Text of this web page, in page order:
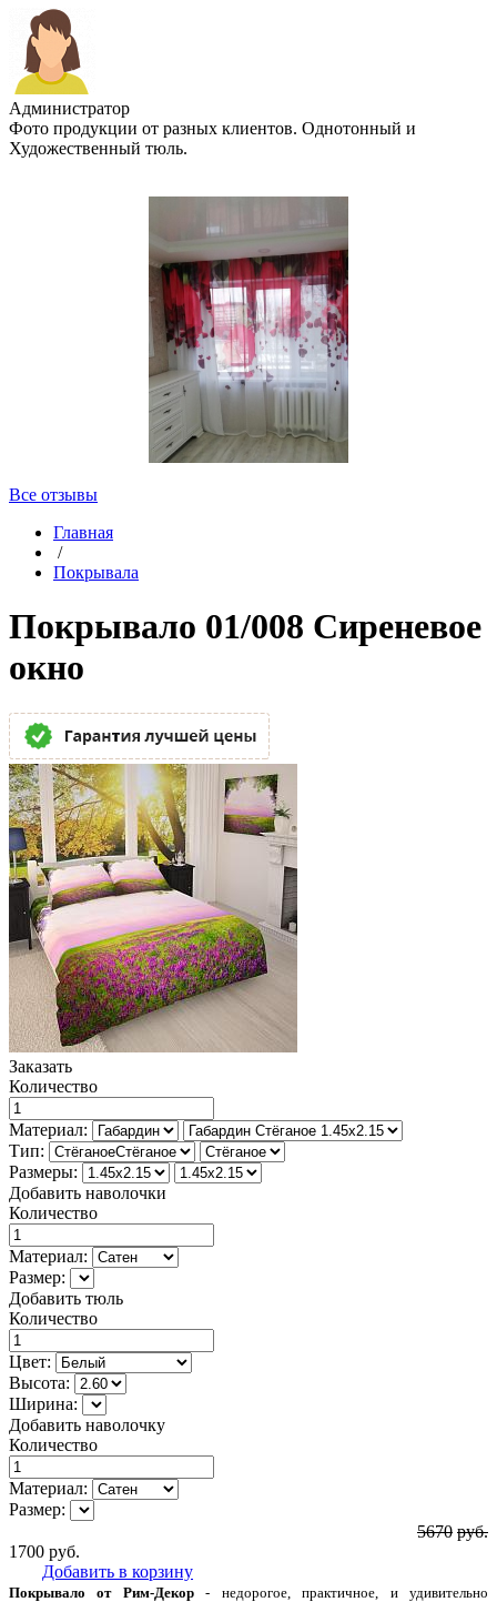
Администратор
Фото продукции от разных клиентов. Однотонный и
Художественный тюль.
Все отзывы
Главная
/
Покрывала
Покрывало 01/008 Сиреневое
окно
Заказать
Количество
Материал:
Тип:
Размеры:
Добавить наволочки
Количество
Материал:
Размер:
Добавить тюль
Количество
Цвет:
Высота:
Ширина:
Добавить наволочку
Количество
Материал:
Размер:
5670 руб.
1700 руб.
Добавить в корзину
Покрывало от Рим-Декор- недорогое, практичное, и удивительно